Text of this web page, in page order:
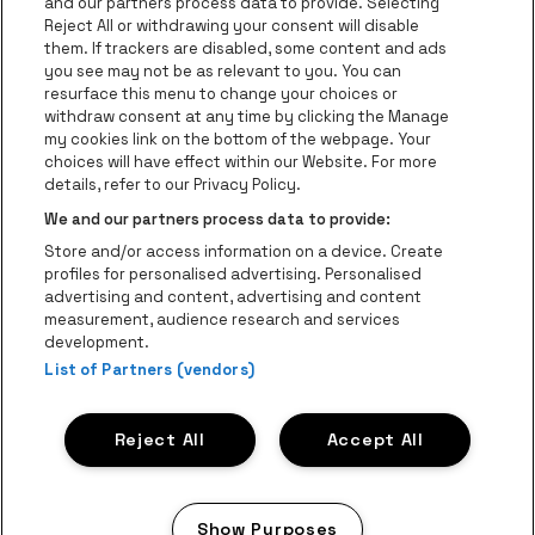
Ga naar de website van Coca-Cola
Ga naar de website van
Ga naar de
Ga naar de website van Champagne
Ga naar de website
Ga naar de website van Het
Ga naar de
AFAS Dome is een deel van be•at
AFAS Dome
Schijnpoortweg 119, 2170 Antwerpen
Be-At Venues
Schijnpoortweg 119, 2170 Antwerpen
BTW (BE) 0461.051.688 - RPR Antwerpen
BNP Paribas Fortis - IBAN: BE93 2200 4925 0067 - BIC:
GEBABEBB
ProclaimerCookiesManage my cookiesPrivacy
Reject All or withdrawing your consent will disable
them. If trackers are disabled, some content and ads
you see may not be as relevant to you. You can
resurface this menu to change your choices or
withdraw consent at any time by clicking the Manage
my cookies link on the bottom of the webpage. Your
choices will have effect within our Website. For more
details, refer to our Privacy Policy.
We and our partners process data to provide:
Store and/or access information on a device. Create
profiles for personalised advertising. Personalised
advertising and content, advertising and content
measurement, audience research and services
development.
List of Partners (vendors)
Accept All
Reject All
Show Purposes